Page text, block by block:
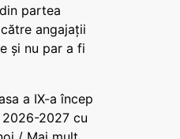
partea
angajații
și nu par a fi
a IX-a încep
2027 cu